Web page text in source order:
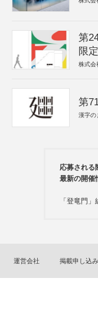
第
限定
株式会
第
漢字の
応募される
最新の開催
「登竜門」
運営会社 掲載申し込み